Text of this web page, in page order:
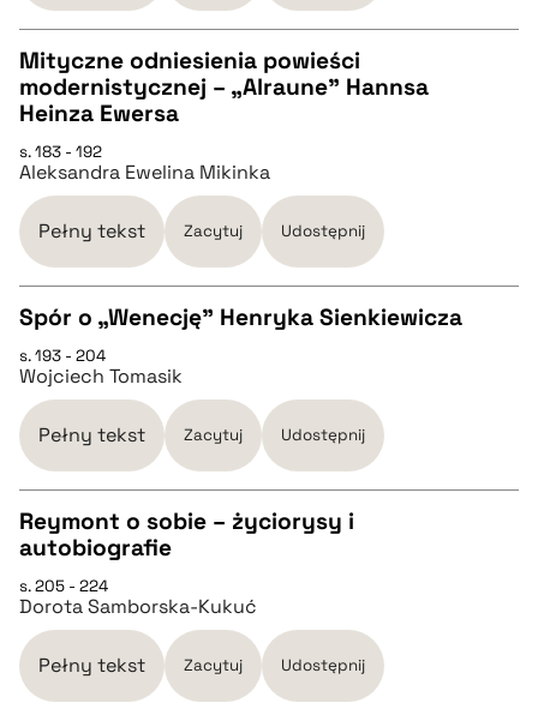
BIBTEX
pobierz cytat
CZYSTY TEKST
pobierz cytat
BIBTEX
pobierz cytat
Mityczne odniesienia powieści
modernistycznej – „Alraune” Hannsa
Heinza Ewersa
s. 183 - 192
Aleksandra Ewelina Mikinka
Pełny tekst Zacytuj Udostępnij
CZYSTY TEKST
pobierz cytat
Spór o „Wenecję” Henryka Sienkiewicza
s. 193 - 204
Wojciech Tomasik
Pełny tekst Zacytuj Udostępnij
CZYSTY TEKST
pobierz cytat
Reymont o sobie – życiorysy i
autobiografie
s. 205 - 224
Dorota Samborska-Kukuć
Pełny tekst Zacytuj Udostępnij